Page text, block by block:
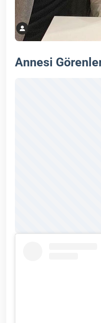
Annesi